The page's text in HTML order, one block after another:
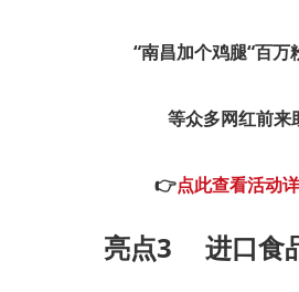
“南昌加个鸡腿“百万
等众多网红前来
👉点此查看活动
亮点3 进口食